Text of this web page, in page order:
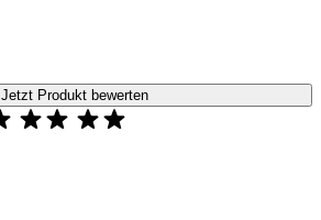
Jetzt Produkt bewerten